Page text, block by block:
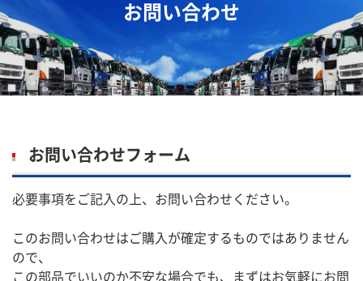
お問い合わせ
お問い合わせフォーム
必要事項をご記入の上、お問い合わせください。
このお問い合わせはご購入が確定するものではありません
ので、
この部品でいいのか不安な場合でも、まずはお気軽にお問